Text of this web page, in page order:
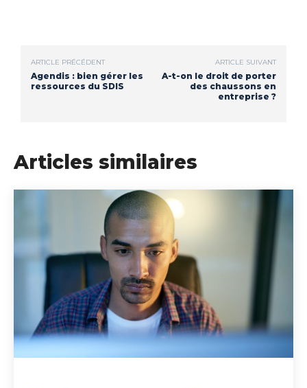
ARTICLE PRÉCÉDENT
Agendis : bien gérer les
ressources du SDIS
ARTICLE SUIVANT
A-t-on le droit de porter
des chaussons en
entreprise ?
Articles similaires